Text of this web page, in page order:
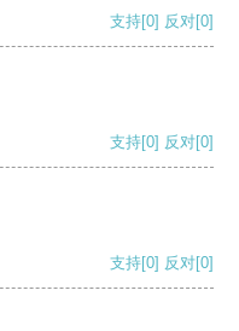
支持[0] 反对[0]
支持[0] 反对[0]
支持[0] 反对[0]